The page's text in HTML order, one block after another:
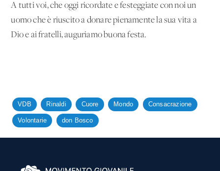
A tutti voi, che oggi ricordate e festeggiate con noi un
uomo che è riuscito a donare pienamente la sua vita a
Dio e ai fratelli, auguriamo buona festa.
VDB Rinaldi Cuore Mondo Consacrazione
Volontarie don Bosco